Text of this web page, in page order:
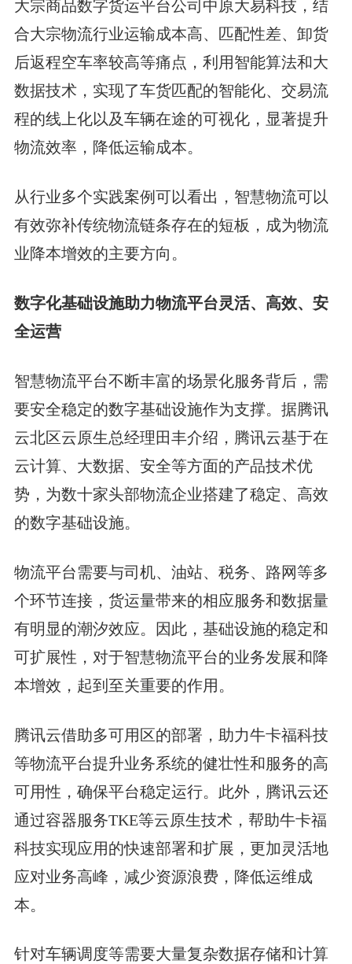
大宗商品数字货运平台公司中原大易科技，结
合大宗物流行业运输成本高、匹配性差、卸货
后返程空车率较高等痛点，利用智能算法和大
数据技术，实现了车货匹配的智能化、交易流
程的线上化以及车辆在途的可视化，显著提升
物流效率，降低运输成本。
从行业多个实践案例可以看出，智慧物流可以
有效弥补传统物流链条存在的短板，成为物流
业降本增效的主要方向。
数字化基础设施助力物流平台灵活、高效、安
全运营
智慧物流平台不断丰富的场景化服务背后，需
要安全稳定的数字基础设施作为支撑。据腾讯
云北区云原生总经理田丰介绍，腾讯云基于在
云计算、大数据、安全等方面的产品技术优
势，为数十家头部物流企业搭建了稳定、高效
的数字基础设施。
物流平台需要与司机、油站、税务、路网等多
个环节连接，货运量带来的相应服务和数据量
有明显的潮汐效应。因此，基础设施的稳定和
可扩展性，对于智慧物流平台的业务发展和降
本增效，起到至关重要的作用。
腾讯云借助多可用区的部署，助力牛卡福科技
等物流平台提升业务系统的健壮性和服务的高
可用性，确保平台稳定运行。此外，腾讯云还
通过容器服务TKE等云原生技术，帮助牛卡福
科技实现应用的快速部署和扩展，更加灵活地
应对业务高峰，减少资源浪费，降低运维成
本。
针对车辆调度等需要大量复杂数据存储和计算